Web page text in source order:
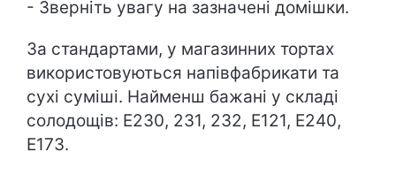
- Зверніть увагу на зазначені домішки.
За стандартами, у магазинних тортах
використовуються напівфабрикати та
сухі суміші. Найменш бажані у складі
солодощів: Е230, 231, 232, Е121, Е240,
Е173.